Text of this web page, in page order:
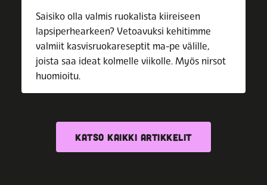
Saisiko olla valmis ruokalista kiireiseen
lapsiperhearkeen? Vetoavuksi kehitimme
valmiit kasvisruokareseptit ma-pe välille,
joista saa ideat kolmelle viikolle. Myös nirsot
huomioitu.
KATSO KAIKKI ARTIKKELIT